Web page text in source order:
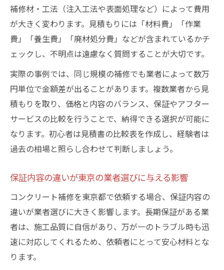
補修材・工法（注入工法や表面処理など）によって費用
が大きく変わります。見積もりには「材料費」「作業
費」「養生費」「廃材処分費」などが含まれているかチ
ェックし、不明点は遠慮なく質問することが大切です。
実際の事例では、同じ規模の補修でも業者によって数万
円単位で金額差が出ることがあります。複数業者から見
積もりを取り、価格と内容のバランス、保証やアフター
サービスの比較を行うことで、納得できる選択が可能に
なります。初心者は見積書の比較表を作成し、経験者は
過去の相場と照らし合わせて判断しましょう。
保証内容の違いが東京の業者選びに与える影響
コンクリート補修を東京都で依頼する場合、保証内容の
違いが業者選びに大きく影響します。長期保証がある業
者は、施工品質に自信があり、万が一のトラブル時も迅
速に対応してくれるため、依頼者にとって安心材料とな
ります。